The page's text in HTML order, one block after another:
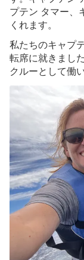
プテン タマー、
くれます。
私たちのキャプ
転席に就きまし
クルーとして働